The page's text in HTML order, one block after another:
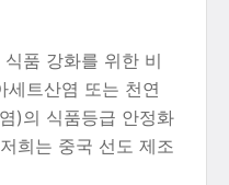
품 강화를 위한 비
트산염 또는 천연
)의 식품등급 안정화
희는 중국 선도 제조